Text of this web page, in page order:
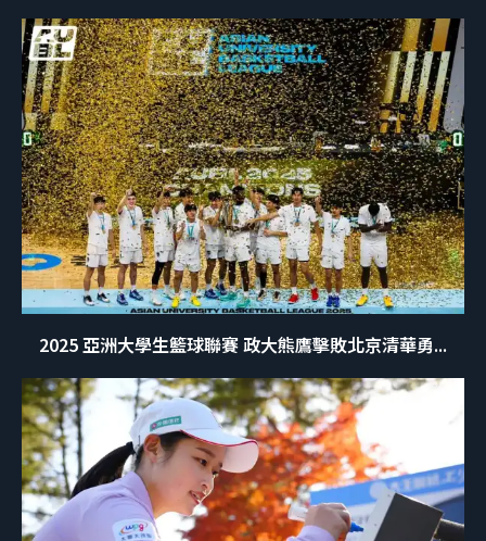
2025 亞洲大學生籃球聯賽 政大熊鷹擊敗北京清華勇...